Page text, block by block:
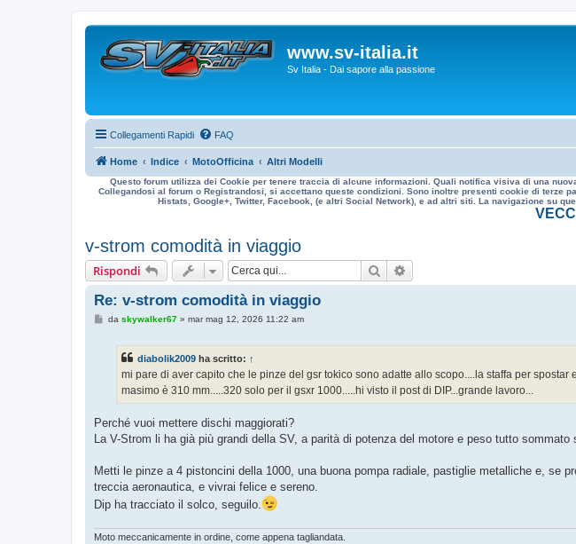
www.sv-italia.it
Sv Italia - Dai sapore alla passione
Collegamenti Rapidi FAQ
Home Indice MotoOfficina Altri Modelli
Questo forum utilizza dei Cookie per tenere traccia di alcune informazioni. Quali notifica visiva di una
Collegandosi al forum o Registrandosi, si accettano queste condizioni. Sono inoltre presenti cookie di terze
Histats, Google+, Twitter, Facebook, (e altri Social Network), e ad altri siti. La navigazione su
v-strom comodità in viaggio
Rispondi Cerca
Re: v-strom comodità in viaggio
Mda skywalker67» mar mag 12, 2026 11:22 am
diabolik2009 ha scritto: ↑
mi pare di aver capito che le pinze del gsr tokico sono adatte allo scopo....la staffa per
masimo è 310 mm.....320 solo per il gsxr 1000.....hi visto il post di DIP...grande lavoro...
Perché vuoi mettere dischi maggiorati?
La V-Strom li ha già più grandi della SV, a parità di potenza del motore e peso tutto sommato
Metti le pinze a 4 pistoncini della 1000, una buona pompa radiale, pastiglie metalliche e, se
treccia aeronautica, e vivrai felice e sereno.
Dip ha tracciato il solco, seguilo.
Moto meccanicamente in ordine, come appena tagliandata.